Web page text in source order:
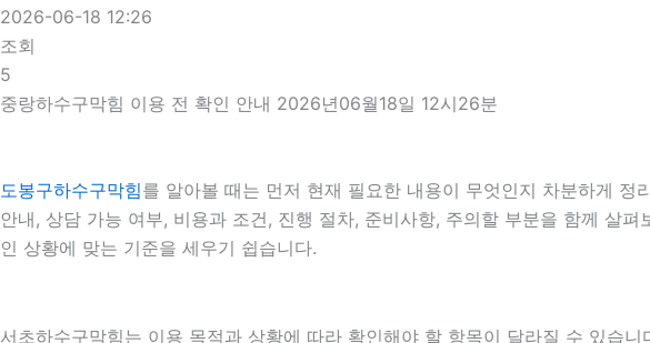
기
2026-06-18 12:26
조회
5
중랑하수구막힘 이용 전 확인 안내 2026년06월18일 12시26분
도봉구하수구막힘를 알아볼 때는 먼저 현재 필요한 내용이 무엇인지 차분하게
안내, 상담 가능 여부, 비용과 조건, 진행 절차, 준비사항, 주의할 부분을 함께 살
인 상황에 맞는 기준을 세우기 쉽습니다.
서초하수구막힘는 이용 목적과 상황에 따라 확인해야 할 항목이 달라질 수 있습